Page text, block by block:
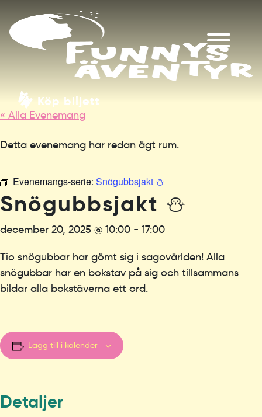
Köp biljett
« Alla Evenemang
Detta evenemang har redan ägt rum.
Evenemangs-serie: Snögubbsjakt ⛄️
Snögubbsjakt ⛄️
december 20, 2025 @ 10:00 - 17:00
Tio snögubbar har gömt sig i sagovärlden! Alla
snögubbar har en bokstav på sig och tillsammans
bildar alla bokstäverna ett ord.
Lägg till i kalender
Detaljer